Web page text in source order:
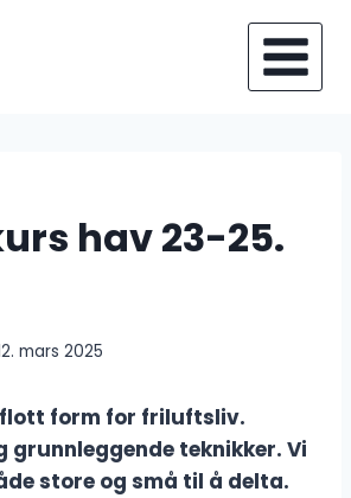
hav 23-25.
mars 2025
flott form for friluftsliv.
grunnleggende teknikker. Vi
store og små til å delta.